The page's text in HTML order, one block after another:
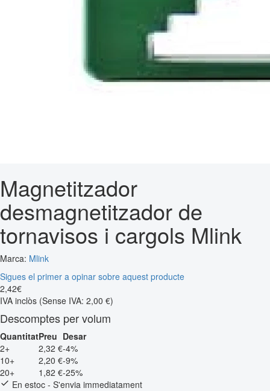
Magnetitzador
desmagnetitzador de
tornavisos i cargols Mlink
Marca: Mlink
Sigues el primer a opinar sobre aquest producte
2,42€
IVA inclòs (Sense IVA: 2,00 €)
Descomptes per volum
QuantitatPreu Desar
2+
2,32 €-4%
10+
2,20 €-9%
20+
1,82 €-25%
En estoc - S'envia immediatament